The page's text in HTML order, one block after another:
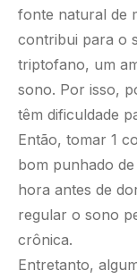
fonte natural de
contribui para o
triptofano, um
sono. Por isso,
têm dificuldade
Então, tomar 1
bom punhado
hora antes de
regular o sono
crônica.
Entretanto,